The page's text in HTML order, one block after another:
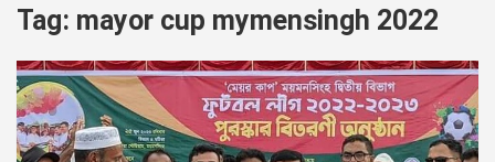
Tag: mayor cup mymensingh 2022